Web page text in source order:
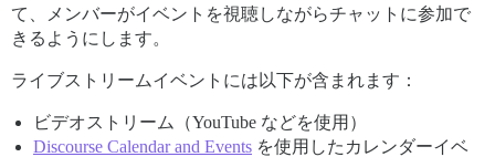
て、メンバーがイベントを視聴しながらチャットに参加で
きるようにします。
ライブストリームイベントには以下が含まれます：
ビデオストリーム（YouTube などを使用）
Discourse Calendar and Events を使用したカレンダーイベ